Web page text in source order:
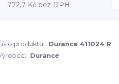
772,7 Kč bez DPH
produktu: Durance 411024 R
Durance